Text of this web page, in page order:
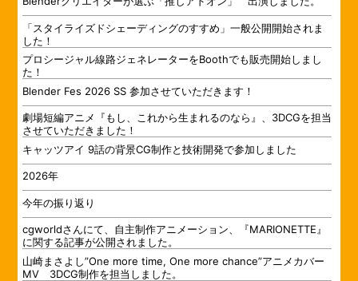
「スタイライズドシェーディングのすすめ」一般公開開始されま
した！
プロシージャル線路ジェネレーターをBoothでも販売開始しまし
た！
Blender Fes 2026 SS 参加させていただきます！
劇場短編アニメ『もし、これから生まれるのなら』、3DCGを担当
させていただきました！
キャッツアイ 9話の背景CG制作と技術開発で参加しました
2026年
今年の振り返り
cgworldさんにて、自主制作アニメーション、『MARIONETTE』
に関する記事が公開されました。
山崎まさよし”One more time, One more chance”アニメカバー
MV 3DCG制作を担当しました。